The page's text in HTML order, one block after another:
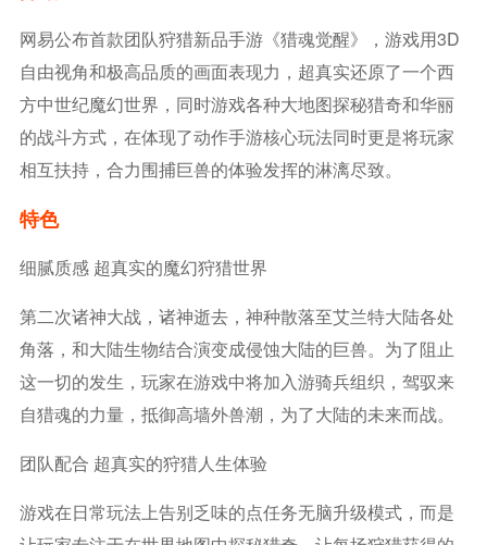
网易公布首款团队狩猎新品手游《猎魂觉醒》，游戏用3D
自由视角和极高品质的画面表现力，超真实还原了一个西
方中世纪魔幻世界，同时游戏各种大地图探秘猎奇和华丽
的战斗方式，在体现了动作手游核心玩法同时更是将玩家
相互扶持，合力围捕巨兽的体验发挥的淋漓尽致。
特色
细腻质感 超真实的魔幻狩猎世界
第二次诸神大战，诸神逝去，神种散落至艾兰特大陆各处
角落，和大陆生物结合演变成侵蚀大陆的巨兽。为了阻止
这一切的发生，玩家在游戏中将加入游骑兵组织，驾驭来
自猎魂的力量，抵御高墙外兽潮，为了大陆的未来而战。
团队配合 超真实的狩猎人生体验
游戏在日常玩法上告别乏味的点任务无脑升级模式，而是